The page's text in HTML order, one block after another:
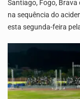
Santiago, Fogo,
na sequência do
esta segunda-feira